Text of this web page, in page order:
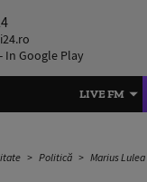
- In Google Play
LIVE FM
Politică Marius Lulea (AUR) compară Republica